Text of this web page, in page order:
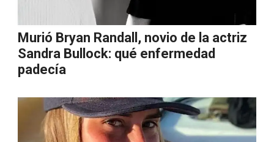
Murió Bryan Randall, novio de la actriz
Sandra Bullock: qué enfermedad
padecía